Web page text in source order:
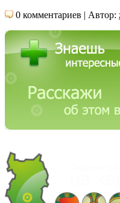
0 комментариев | Автор: